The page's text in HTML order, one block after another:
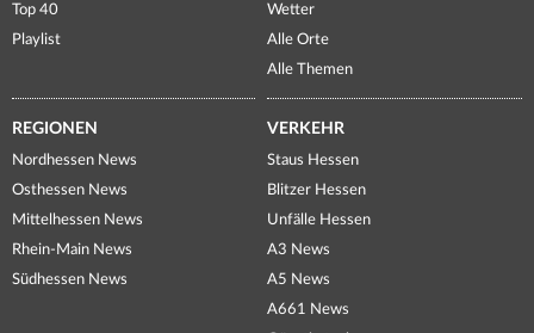
Top 40
Playlist
Wetter
Alle Orte
Alle Themen
REGIONEN
Nordhessen News
Osthessen News
Mittelhessen News
Rhein-Main News
Südhessen News
VERKEHR
Staus Hessen
Blitzer Hessen
Unfälle Hessen
A3 News
A5 News
A661 News